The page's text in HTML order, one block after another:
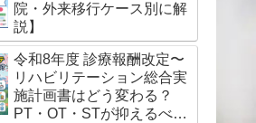
院・外来移行ケース別に解
説】
令和8年度 診療報酬改定〜
リハビリテーション総合実
施計画書はどう変わる？
PT・OT・STが抑えるべき